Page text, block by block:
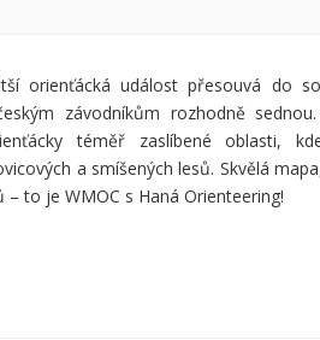
orienťácká událost přesouvá do
závodníkům rozhodně
téměř zaslíbené oblasti,
a smíšených lesů. Skvělá
– to je WMOC s Haná Orienteering!